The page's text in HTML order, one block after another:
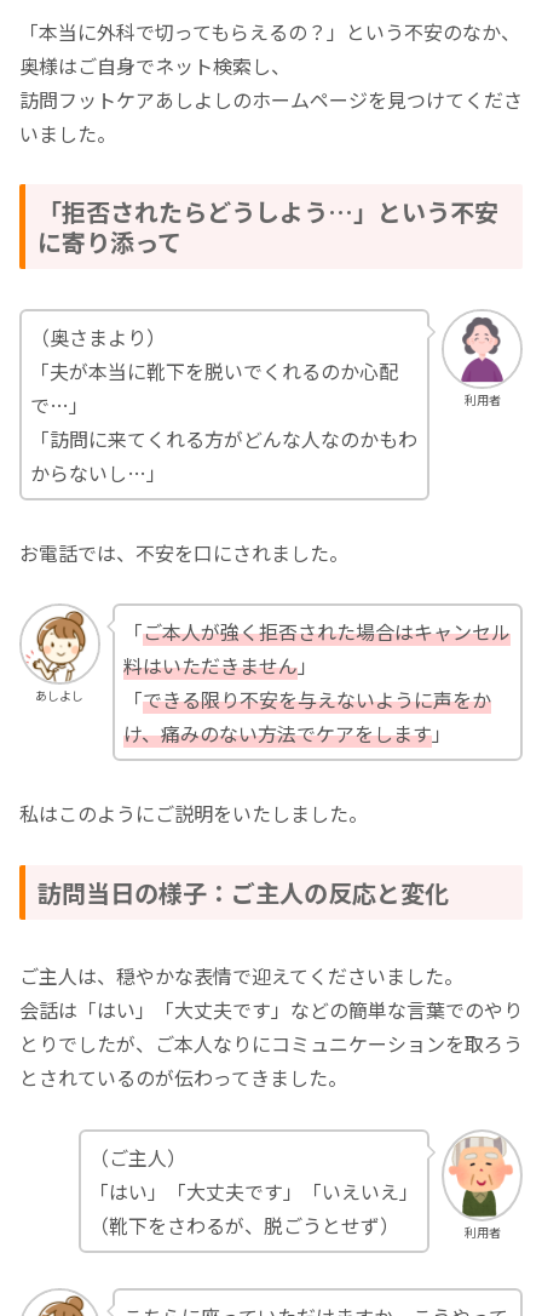
「本当に外科で切ってもらえるの？」という不安のなか、
奥様はご自身でネット検索し、
訪問フットケアあしよしのホームページを見つけてくださ
いました。
「拒否されたらどうしよう…」という不安
に寄り添って
利用者
（奥さまより）
「夫が本当に靴下を脱いでくれるのか心配
で…」
「訪問に来てくれる方がどんな人なのかもわ
からないし…」
お電話では、不安を口にされました。
あしよし
「ご本人が強く拒否された場合はキャンセル
料はいただきません」
「できる限り不安を与えないように声をか
け、痛みのない方法でケアをします」
私はこのようにご説明をいたしました。
訪問当日の様子：ご主人の反応と変化
ご主人は、穏やかな表情で迎えてくださいました。
会話は「はい」「大丈夫です」などの簡単な言葉でのやり
とりでしたが、ご本人なりにコミュニケーションを取ろう
とされているのが伝わってきました。
利用者
（ご主人）
「はい」「大丈夫です」「いえいえ」
（靴下をさわるが、脱ごうとせず）